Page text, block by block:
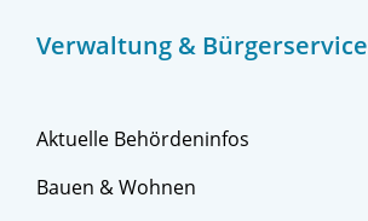
Verwaltung & Bürgerservice
Aktuelle Behördeninfos
Bauen & Wohnen